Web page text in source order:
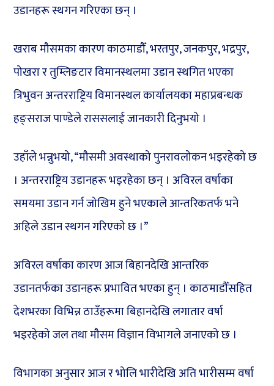
उडानहरू स्थगन गरिएका छन् ।
खराब मौसमका कारण काठमाडौँ, भरतपुर, जनकपुर, भद्रपुर,
पोखरा र तुम्लिङटार विमानस्थलमा उडान स्थगित भएका
त्रिभुवन अन्तरराष्ट्रिय विमानस्थल कार्यालयका महाप्रबन्धक
हङ्सराज पाण्डेले राससलाई जानकारी दिनुभयो ।
उहाँले भन्नुभयो, “मौसमी अवस्थाको पुनरावलोकन भइरहेको छ
। अन्तरराष्ट्रिय उडानहरू भइरहेका छन् । अविरल वर्षाका
समयमा उडान गर्न जोखिम हुने भएकाले आन्तरिकतर्फ भने
अहिले उडान स्थगन गरिएको छ ।”
अविरल वर्षाका कारण आज बिहानदेखि आन्तरिक
उडानतर्फका उडानहरू प्रभावित भएका हुन् । काठमाडौँसहित
देशभरका विभिन्न ठाउँहरूमा बिहानदेखि लगातार वर्षा
भइरहेको जल तथा मौसम विज्ञान विभागले जनाएको छ ।
विभागका अनुसार आज र भोलि भारीदेखि अति भारीसम्म वर्षा